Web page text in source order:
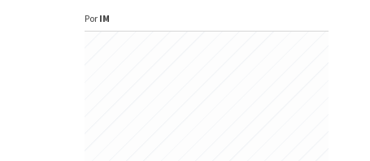
Por IM